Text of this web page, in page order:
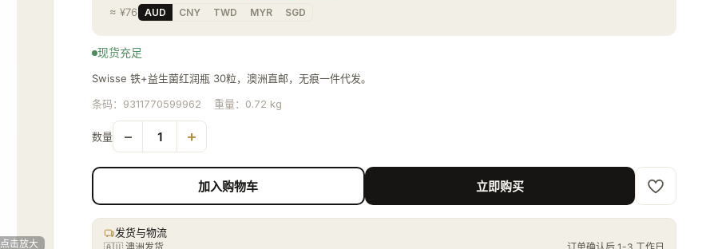
点击放大
≈ ¥76 AUD CNY TWD MYR SGD
现货充足
Swisse 铁+益生菌红润瓶 30粒，澳洲直邮，无痕一件代发。
条码： 9311770599962 重量： 0.72 kg
数量 − 1 +
加入购物车 立即购买
发货与物流